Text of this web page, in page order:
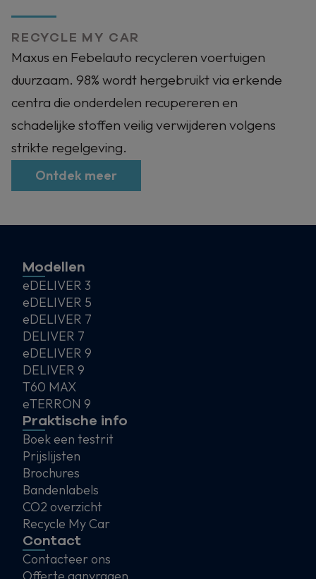
RECYCLE MY CAR
Maxus en Febelauto recycleren voertuigen
duurzaam. 98% wordt hergebruikt via erkende
centra die onderdelen recupereren en
schadelijke stoffen veilig verwijderen volgens
strikte regelgeving.
Ontdek meer
Modellen
eDELIVER 3
eDELIVER 5
eDELIVER 7
DELIVER 7
eDELIVER 9
DELIVER 9
T60 MAX
eTERRON 9
Praktische info
Boek een testrit
Prijslijsten
Brochures
Bandenlabels
CO2 overzicht
Recycle My Car
Contact
Contacteer ons